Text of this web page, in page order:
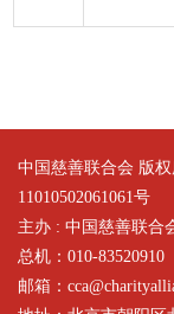
中国慈善联合会 版权
11010502061061号
主办 : 中国慈善联合
总机：010-83520910
邮箱：